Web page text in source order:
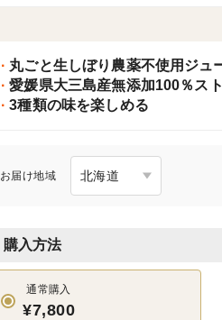
丸ごと生しぼり農薬不使用ジュ
愛媛県大三島産無添加100％ス
3種類の味を楽しめる
お届け地域
購入方法
通常購入
¥7,800